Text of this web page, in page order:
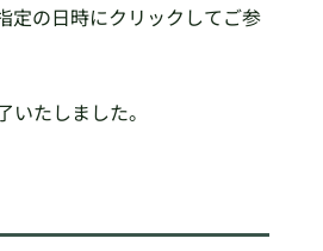
定の日時にクリックしてご参
たしました。